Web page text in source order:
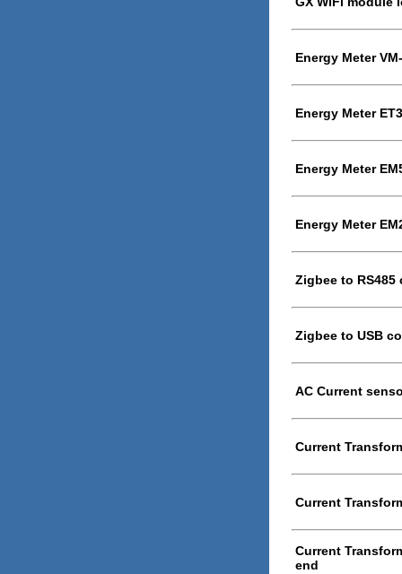
Energy Meter
Energy Meter
Energy Meter
Energy Meter
Zigbee to RS485
Zigbee to USB
AC Current
Current
Current
Current
end